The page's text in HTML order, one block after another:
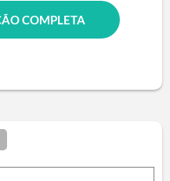
MOSTRAR SOLUÇÃO COMPLETA